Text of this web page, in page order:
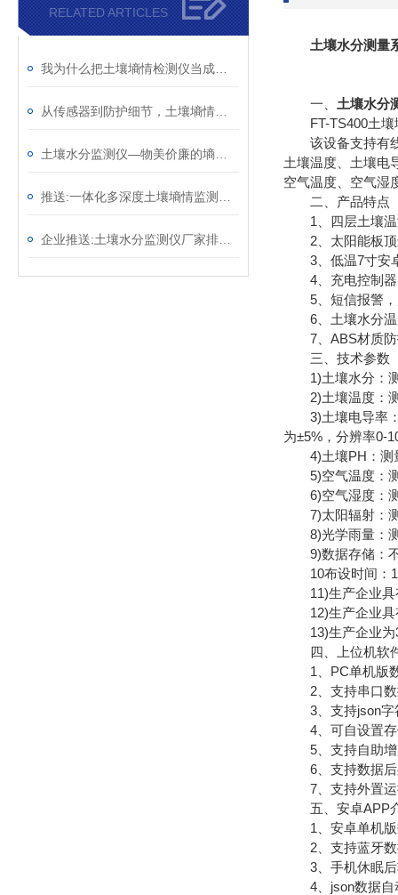
RELATED ARTICLES
土壤水分测量
一、 土壤水分
FT-TS400土壤
该设备支持有线
土壤温度、土壤电
空气温度、空气湿
二、产品特点
1、四层土壤温
2、太阳能板顶
3、低温7寸安卓
4、充电控制器
5、短信报警，
6、土壤水分温
7、ABS材质防
三、技术参数
1)土壤水分：测
2)土壤温度：测
3)土壤电导率：
为±5%，分辨率0-
4)土壤PH：测量
5)空气温度：测
6)空气湿度：测
7)太阳辐射：测
8)光学雨量：测
9)数据存储：不
10布设时间：1
11)生产企业具
12)生产企业具
13)生产企业为
四、上位机软
1、PC单机版数
2、支持串口数
3、支持json字
4、可自设置存
5、支持自助增
6、支持数据后
7、支持外置运
五、安卓APP
1、安卓单机版
2、支持蓝牙数
3、手机休眠后
4、json数据自